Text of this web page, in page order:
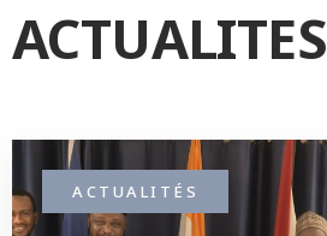
ACTUALITES
ACTUALITÉS